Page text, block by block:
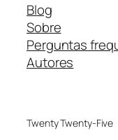
Blog
Sobre
Perguntas
Autores
Twenty Twenty-Five